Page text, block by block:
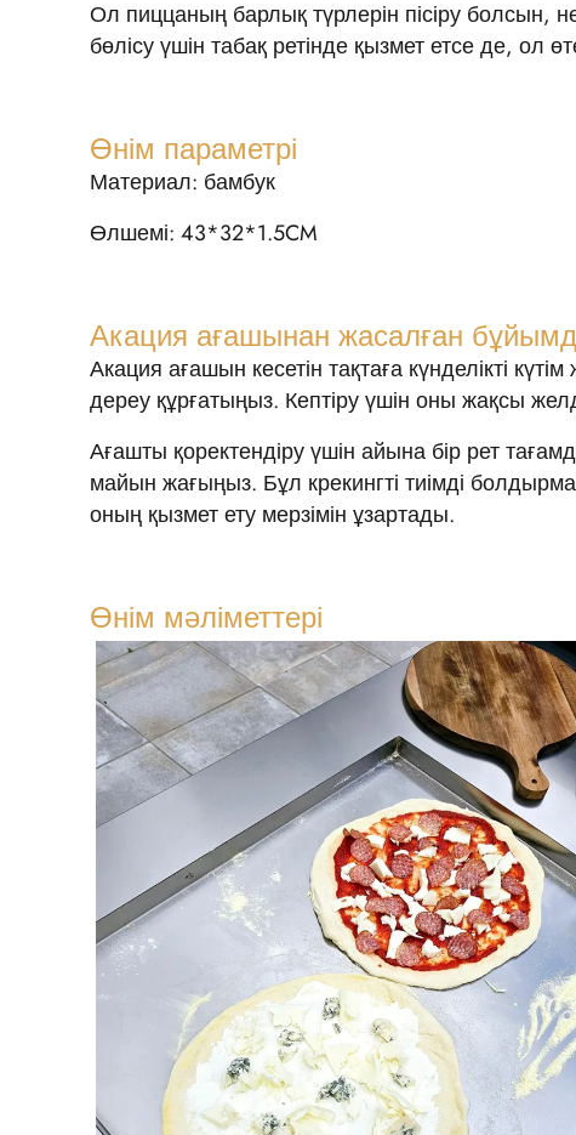
Ол пиццаның барлық түрлерін пісіру болсын,
бөлісу үшін табақ ретінде қызмет етсе де, ол
Өнім параметрі
Материал: бамбук
Өлшемі: 43*32*1.5CM
Акация ағашынан жасалған
Акация ағашын кесетін тақтаға күнделікті
дереу құрғатыңыз. Кептіру үшін оны жақсы
Ағашты қоректендіру үшін айына бір рет
майын жағыңыз. Бұл крекингті тиімді
оның қызмет ету мерзімін ұзартады.
Өнім мәліметтері